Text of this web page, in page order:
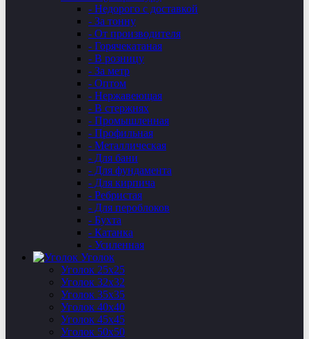
- Недорого с доставкой
- За тонну
- От производителя
- Горячекатаная
- В розницу
- За метр
- Оптом
- Нержавеющая
- В стержнях
- Промышленная
- Профильная
- Металлическая
- Для бани
- Для фундамента
- Для кирпича
- Ребристая
- Для пероблоков
- Бухта
- Катанка
- Усиленная
Уголок
Уголок 25х25
Уголок 32х32
Уголок 35х35
Уголок 40х40
Уголок 45х45
Уголок 50х50